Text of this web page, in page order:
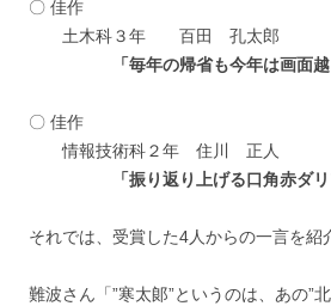
〇 佳作
土木科３年 百田 孔太郎
「毎年の帰省も今年は画面
〇 佳作
情報技術科２年 住川 正人
「振り返り上げる口角赤ダリ
それでは、受賞した4人からの一言を紹
難波さん「”寒太郞”というのは、あの”